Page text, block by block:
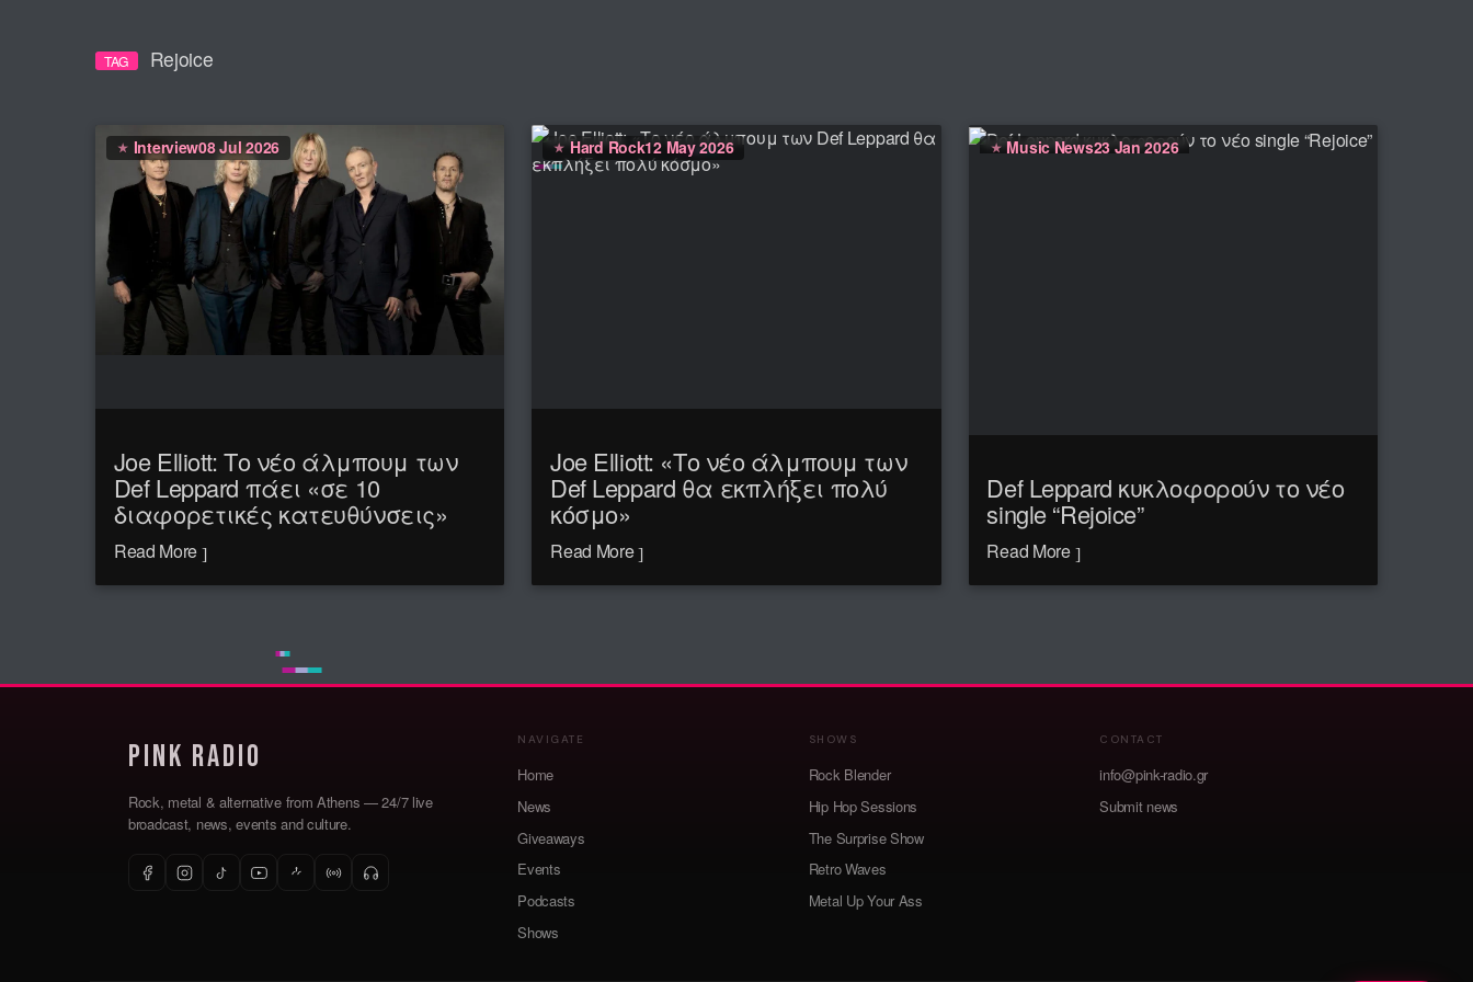
TAG Rejoice
Interview08 Jul 2026
Joe Elliott: Το νέο άλμπουμ των
Def Leppard πάει «σε 10
διαφορετικές κατευθύνσεις»
Read More
Hard Rock12 May 2026
Joe Elliott: «Το νέο άλμπουμ των
Def Leppard θα εκπλήξει πολύ
κόσμο»
Read More
Music News23 Jan 2026
Def Leppard κυκλοφορούν το νέο
single “Rejoice”
Read More
Pink Radio
Rock, metal & alternative from Athens — 24/7 live
broadcast, news, events and culture.
NAVIGATE
Home
News
Giveaways
Events
Podcasts
Shows
SHOWS
Rock Blender
Hip Hop Sessions
The Surprise Show
Retro Waves
Metal Up Your Ass
CONTACT
info@pink-radio.gr
Submit news